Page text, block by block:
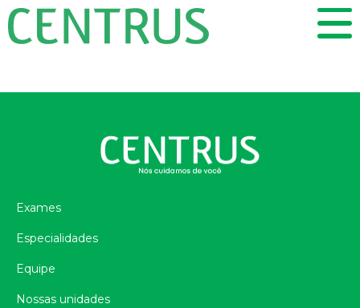
Exames
Especialidades
Equipe
Nossas unidades